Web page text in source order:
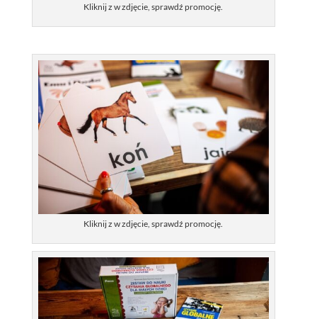
Kliknij z w zdjęcie, sprawdź promocję.
Kliknij z w zdjęcie, sprawdź promocję.